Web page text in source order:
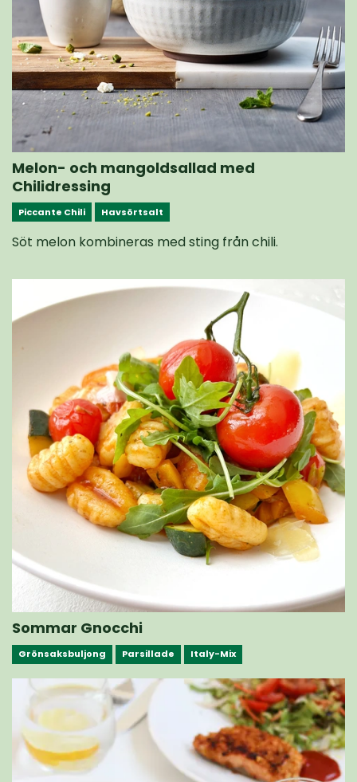
Melon- och mangoldsallad med
Chilidressing
Piccante Chili Havsörtsalt
Söt melon kombineras med sting från chili.
Sommar Gnocchi
Grönsaksbuljong Parsillade Italy-Mix